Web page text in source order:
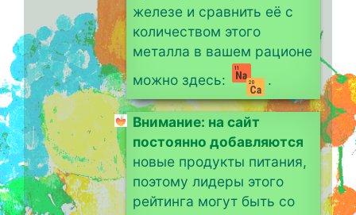
железе и сравнить её с
количеством этого
металла в вашем рационе
можно здесь:
.
Внимание: на сайт
постоянно добавляются
новые продукты питания,
поэтому лидеры этого
рейтинга могут быть со